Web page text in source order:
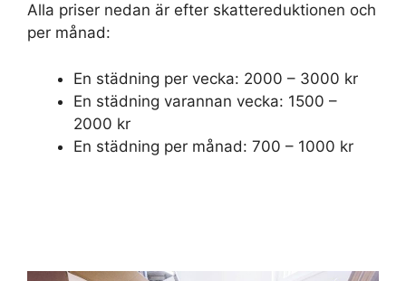
Alla priser nedan är efter skattereduktionen och
per månad:
En städning per vecka: 2000 – 3000 kr
En städning varannan vecka: 1500 –
2000 kr
En städning per månad: 700 – 1000 kr